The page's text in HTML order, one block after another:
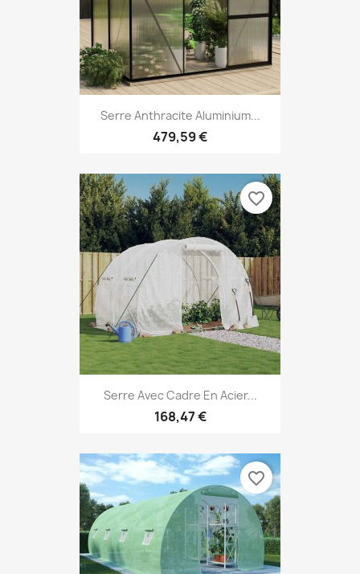
Serre Anthracite Aluminium...
479,59 €
Serre Avec Cadre En Acier...
168,47 €
favorite_border
favorite_border